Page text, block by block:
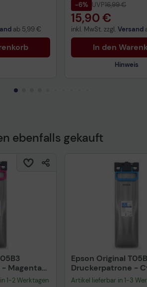
ab 5,99 €
-6% UVP16,99 €
15,90 €
inkl. MwSt. zzgl. Versand
In den
Hinweis
Technisches
ebenfalls gekauft
Magenta
1-2 Werktagen
Epson Original
Druckerpatrone -
C13T05B24N
Artikel lieferbar in 1-3